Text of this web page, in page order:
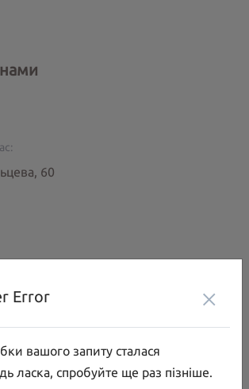
нами
60
Error ×
вашого запиту сталася
ласка, спробуйте ще раз пізніше.